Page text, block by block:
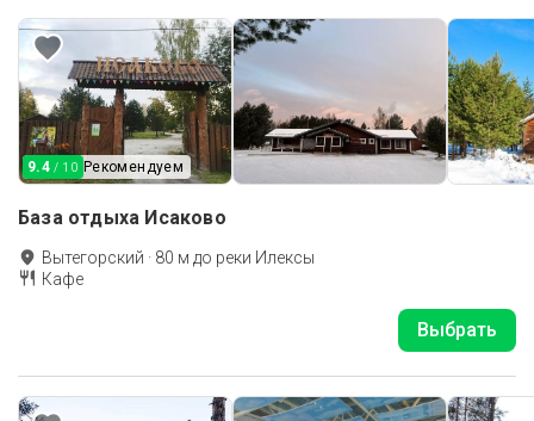
9.4 / 10 Рекомендуем
База отдыха Исаково
Вытегорский · 80 м до реки Илексы
Кафе
Выбрать